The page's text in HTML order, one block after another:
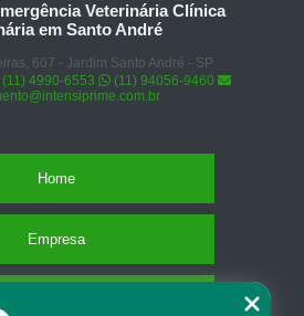
Veterinária Clínica
em Santo André
607 - Jardim Santo André - SP
(11) 4990-6553
(11) 94056-9460
Home
Empresa